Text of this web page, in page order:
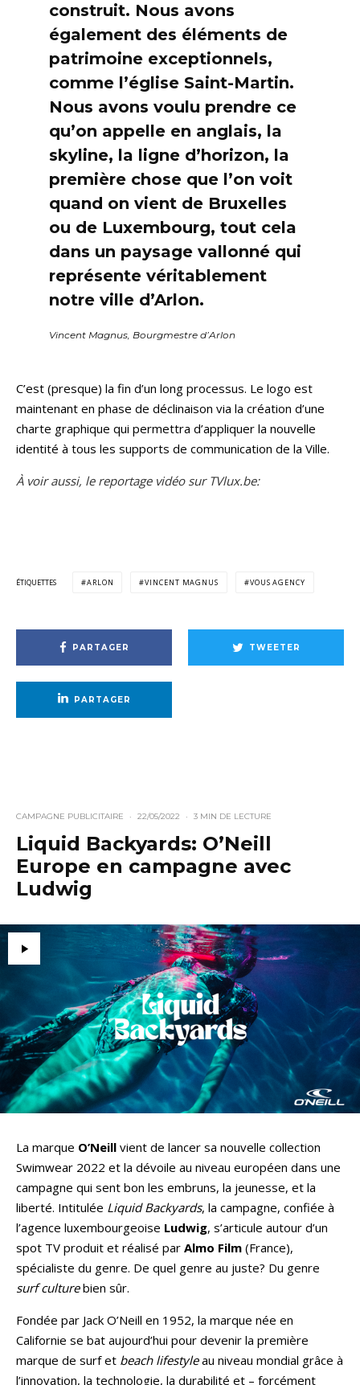
construit. Nous avons
également des éléments de
patrimoine exceptionnels,
comme l’église Saint-Martin.
Nous avons voulu prendre ce
qu’on appelle en anglais, la
skyline, la ligne d’horizon, la
première chose que l’on voit
quand on vient de Bruxelles
ou de Luxembourg, tout cela
dans un paysage vallonné qui
représente véritablement
notre ville d’Arlon.
Vincent Magnus, Bourgmestre d’Arlon
C’est (presque) la fin d’un long processus. Le logo est
maintenant en phase de déclinaison via la création d’une
charte graphique qui permettra d’appliquer la nouvelle
identité à tous les supports de communication de la Ville.
À voir aussi, le reportage vidéo sur TVlux.be:
ÉTIQUETTES ARLON VINCENT MAGNUS VOUS AGENCY
PARTAGER TWEETER
PARTAGER
CAMPAGNE PUBLICITAIRE · 22/05/2022 · 3 MIN DE LECTURE
Liquid Backyards: O’Neill
Europe en campagne avec
Ludwig
La marque O’Neill vient de lancer sa nouvelle collection
Swimwear 2022 et la dévoile au niveau européen dans une
campagne qui sent bon les embruns, la jeunesse, et la
liberté. Intitulée Liquid Backyards, la campagne, confiée à
l’agence luxembourgeoise Ludwig, s’articule autour d’un
spot TV produit et réalisé par Almo Film (France),
spécialiste du genre. De quel genre au juste? Du genre
surf culturebien sûr.
Fondée par Jack O’Neill en 1952, la marque née en
Californie se bat aujourd’hui pour devenir la première
marque de surf et beach lifestyleau niveau mondial grâce à
l’innovation, la technologie, la durabilité et – forcément